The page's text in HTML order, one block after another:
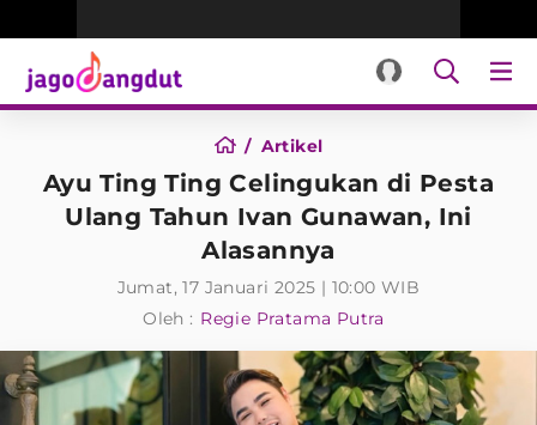
Artikel
Ayu Ting Ting Celingukan di Pesta
Ulang Tahun Ivan Gunawan, Ini
Alasannya
Jumat, 17 Januari 2025 | 10:00 WIB
Oleh : Regie Pratama Putra